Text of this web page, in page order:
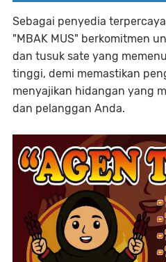
Sebagai penyedia
"MBAK MUS" berkomitmen
dan tusuk sate yang
tinggi, demi memastikan
menyajikan hidangan yang
dan pelanggan Anda.